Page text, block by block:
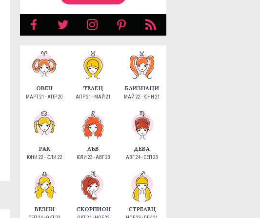
ОВЕН
МАРТ 21 - АПР 20
ТЕЛЕЦ
АПР 21 - МАЙ 21
БЛИЗНАЦИ
МАЙ 22 - ЮНИ 21
РАК
ЮНИ 22 - ЮЛИ 22
ЛЪВ
ЮЛИ 23 - АВГ 23
ДЕВА
АВГ 24 - СЕП 23
ВЕЗНИ СКОРПИОН СТРЕЛЕЦ